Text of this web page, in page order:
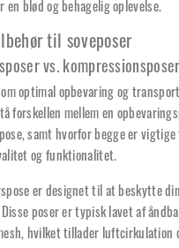
en blød og behagelig oplevelse.
til soveposer
vs. kompressionsposer
optimal opbevaring og
forskellen mellem en
samt hvorfor begge er
og funktionalitet.
er designet til at beskytte
Disse poser er typisk lavet af
hvilket tillader luftcirkulation